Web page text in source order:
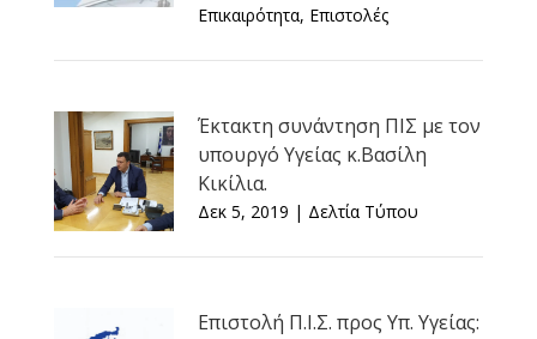
Επικαιρότητα, Επιστολές
Έκτακτη συνάντηση ΠΙΣ με τον
υπουργό Υγείας κ.Βασίλη
Κικίλια.
Δεκ 5, 2019 | Δελτία Τύπου
Επιστολή Π.Ι.Σ. προς Υπ. Υγείας: